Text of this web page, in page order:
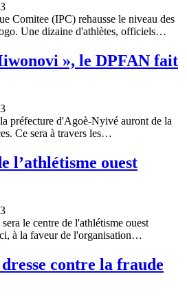
Comitee (IPC) rehausse le niveau des
Une dizaine d'athlètes, officiels…
», le DPFAN fait
préfecture d'Agoè-Nyivé auront de la
Ce sera à travers les…
l’athlétisme ouest
le centre de l'athlétisme ouest
à la faveur de l'organisation…
contre la fraude